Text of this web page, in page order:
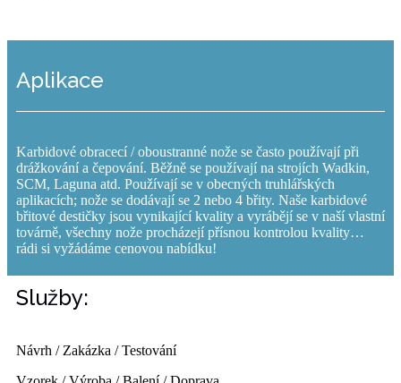
Aplikace
Karbidové obracecí / oboustranné nože se často používají při
drážkování a čepování. Běžně se používají na strojích Wadkin,
SCM, Laguna atd. Používají se v obecných truhlářských
aplikacích; nože se dodávají se 2 nebo 4 břity. Naše karbidové
břitové destičky jsou vynikající kvality a vyrábějí se v naší vlastní
továrně, všechny nože procházejí přísnou kontrolou kvality…
rádi si vyžádáme cenovou nabídku!
Služby:
Návrh / Zakázka / Testování